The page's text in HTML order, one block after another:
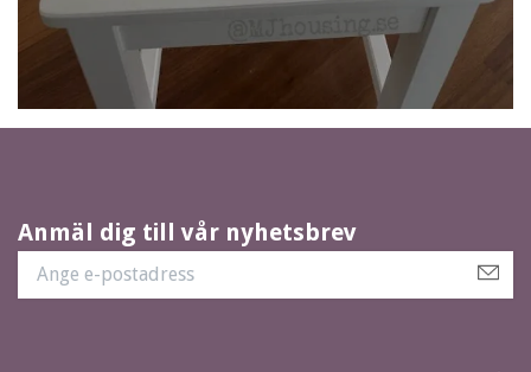
Anmäl dig till vår nyhetsbrev